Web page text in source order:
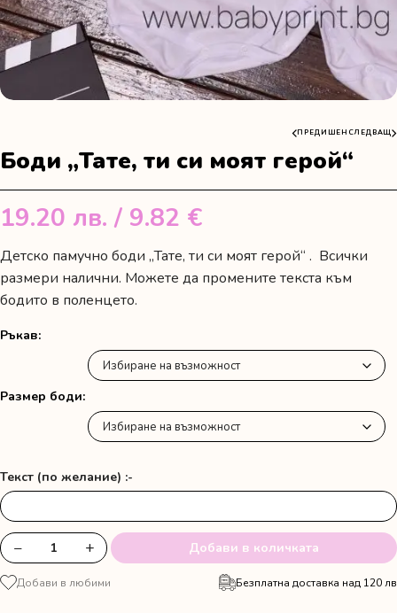
ПРЕДИШЕН СЛЕДВАЩ
Боди „Тате, ти си моят герой“
19.20 лв. / 9.82 €
Детско памучно боди „Тате, ти си моят герой“ . Всички
размери налични. Можете да промените текста към
бодито в поленцето.
Ръкав
Размер боди
Текст (по желание) :-
количество
за
Боди
− + Добави в количката
Добави в любими Безплатна доставка над 120 лв